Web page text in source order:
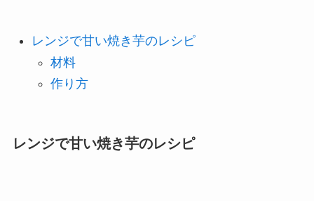
レンジで甘い焼き芋のレシピ
材料
作り方
レンジで甘い焼き芋のレシピ